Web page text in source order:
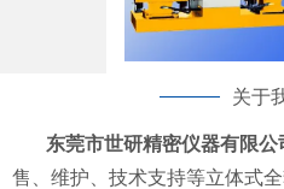
关于
东莞市世研精密仪器有限公
售、维护、技术支持等立体式